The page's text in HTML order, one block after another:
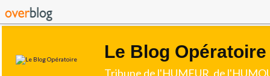
Le Blog Opératoire
Tribune de l'HUMEUR, de